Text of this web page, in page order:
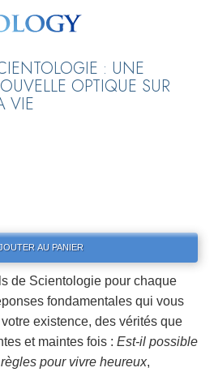
: UNE
OPTIQUE SUR
VIE
AU PANIER
de Scientologie pour chaque
fondamentales qui vous
existence, des vérités que
et maintes fois : Est-il possible
pour vivre heureux,